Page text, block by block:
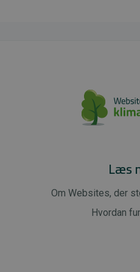
Læs
Om Websites, der
Hvordan